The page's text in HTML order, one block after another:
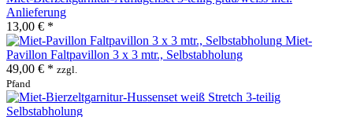
Anlieferung
13,00 € *
Miet-
Pavillon Faltpavillon 3 x 3 mtr., Selbstabholung
49,00 € * zzgl.
Pfand